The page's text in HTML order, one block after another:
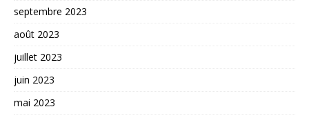
septembre 2023
août 2023
juillet 2023
juin 2023
mai 2023